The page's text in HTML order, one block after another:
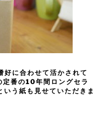
好に合わせて活かされて
番の10年間ロングセラ
う紙も見せていただきま